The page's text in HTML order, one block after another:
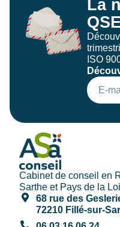
La
ISO
Cabinet de conseil en
Sarthe et Pays de la
68 rue des
72210 Fillé-sur-